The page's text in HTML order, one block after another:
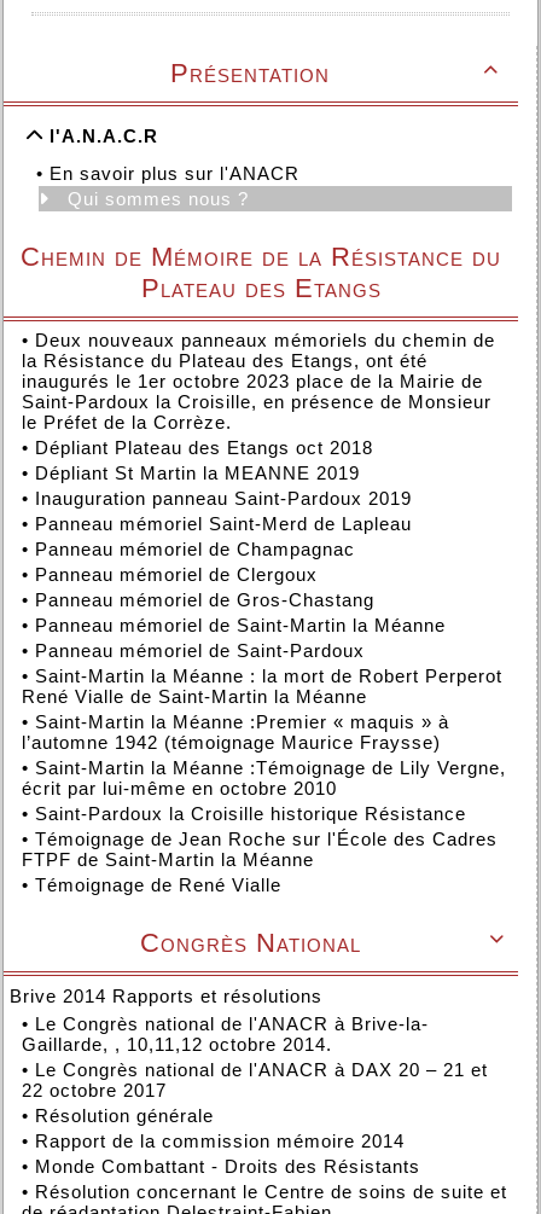

Présentation
l'A.N.A.C.R
• En savoir plus sur l'ANACR
Qui sommes nous ?
Chemin de Mémoire de la Résistance du
Plateau des Etangs
• Deux nouveaux panneaux mémoriels du chemin de
la Résistance du Plateau des Etangs, ont été
inaugurés le 1er octobre 2023 place de la Mairie de
Saint-Pardoux la Croisille, en présence de Monsieur
le Préfet de la Corrèze.
• Dépliant Plateau des Etangs oct 2018
• Dépliant St Martin la MEANNE 2019
• Inauguration panneau Saint-Pardoux 2019
• Panneau mémoriel Saint-Merd de Lapleau
• Panneau mémoriel de Champagnac
• Panneau mémoriel de Clergoux
• Panneau mémoriel de Gros-Chastang
• Panneau mémoriel de Saint-Martin la Méanne
• Panneau mémoriel de Saint-Pardoux
• Saint-Martin la Méanne : la mort de Robert Perperot
René Vialle de Saint-Martin la Méanne
• Saint-Martin la Méanne :Premier « maquis » à
l’automne 1942 (témoignage Maurice Fraysse)
• Saint-Martin la Méanne :Témoignage de Lily Vergne,
écrit par lui-même en octobre 2010
• Saint-Pardoux la Croisille historique Résistance
• Témoignage de Jean Roche sur l'École des Cadres
FTPF de Saint-Martin la Méanne
• Témoignage de René Vialle

Congrès National
Brive 2014 Rapports et résolutions
• Le Congrès national de l'ANACR à Brive-la-
Gaillarde, , 10,11,12 octobre 2014.
• Le Congrès national de l'ANACR à DAX 20 – 21 et
22 octobre 2017
• Résolution générale
• Rapport de la commission mémoire 2014
• Monde Combattant - Droits des Résistants
• Résolution concernant le Centre de soins de suite et